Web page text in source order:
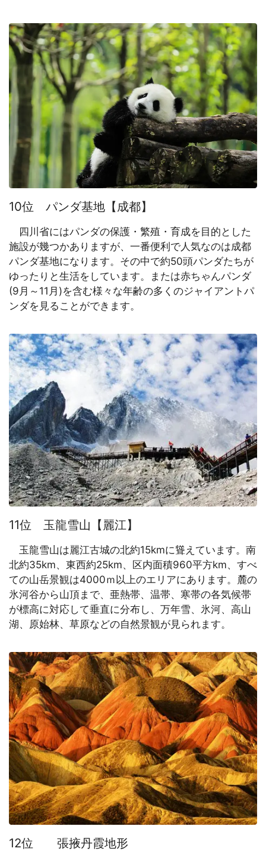
10位 パンダ基地【成都】
四川省にはパンダの保護・繁殖・育成を目的とした
施設が幾つかありますが、一番便利で人気なのは成都
パンダ基地になります。その中で約50頭パンダたちが
ゆったりと生活をしています。または赤ちゃんパンダ
(9月～11月)を含む様々な年齢の多くのジャイアントパ
ンダを見ることができます。
11位 玉龍雪山【麗江】
玉龍雪山は麗江古城の北約15kmに聳えています。南
北約35km、東西約25km、区内面積960平方km、すべ
ての山岳景観は4000ｍ以上のエリアにあります。麓の
氷河谷から山頂まで、亜熱帯、温帯、寒帯の各気候帯
が標高に対応して垂直に分布し、万年雪、氷河、高山
湖、原始林、草原などの自然景観が見られます。
12位 張掖丹霞地形